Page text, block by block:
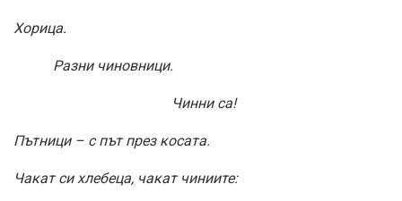
Хорица.
Разни чиновници.
Чинни са!
Пътници – с път през косата.
Чакат си хлебеца, чакат чиниите: